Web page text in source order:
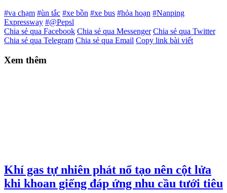
#va chạm #ùn tắc #xe bồn #xe bus #hỏa hoạn #Nanping
Expressway #@Pepsl
Chia sẻ qua Facebook Chia sẻ qua Messenger Chia sẻ qua Twitter
Chia sẻ qua Telegram Chia sẻ qua Email Copy link bài viết
Xem thêm
Khí gas tự nhiên phát nổ tạo nên cột lửa
khi khoan giếng đáp ứng nhu cầu tưới tiêu